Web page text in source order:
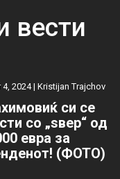
вести
4, 2024 |Kristijan Trajchov
си се
со „ѕвер“ од
евра за
(ФОТО)